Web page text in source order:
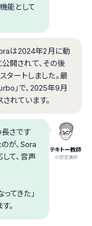
能として
は2024年2月に動
開されて、その後
ートしました。最
」で、2025年9月
れています。
テキトー教師
.AI認定講師
さです
が、Sora
て、音声
てきた」
。